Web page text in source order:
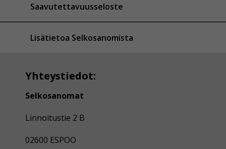
Saavutettavuusseloste
Lisätietoa Selkosanomista
Yhteystiedot:
Selkosanomat
Linnoitustie 2 B
02600 ESPOO